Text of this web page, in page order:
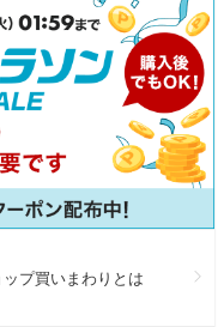
プ買いまわりとは